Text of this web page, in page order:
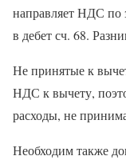
направляет НДС по
в дебет сч. 68.
Не принятые к
НДС к вычету,
расходы, не
Необходим также